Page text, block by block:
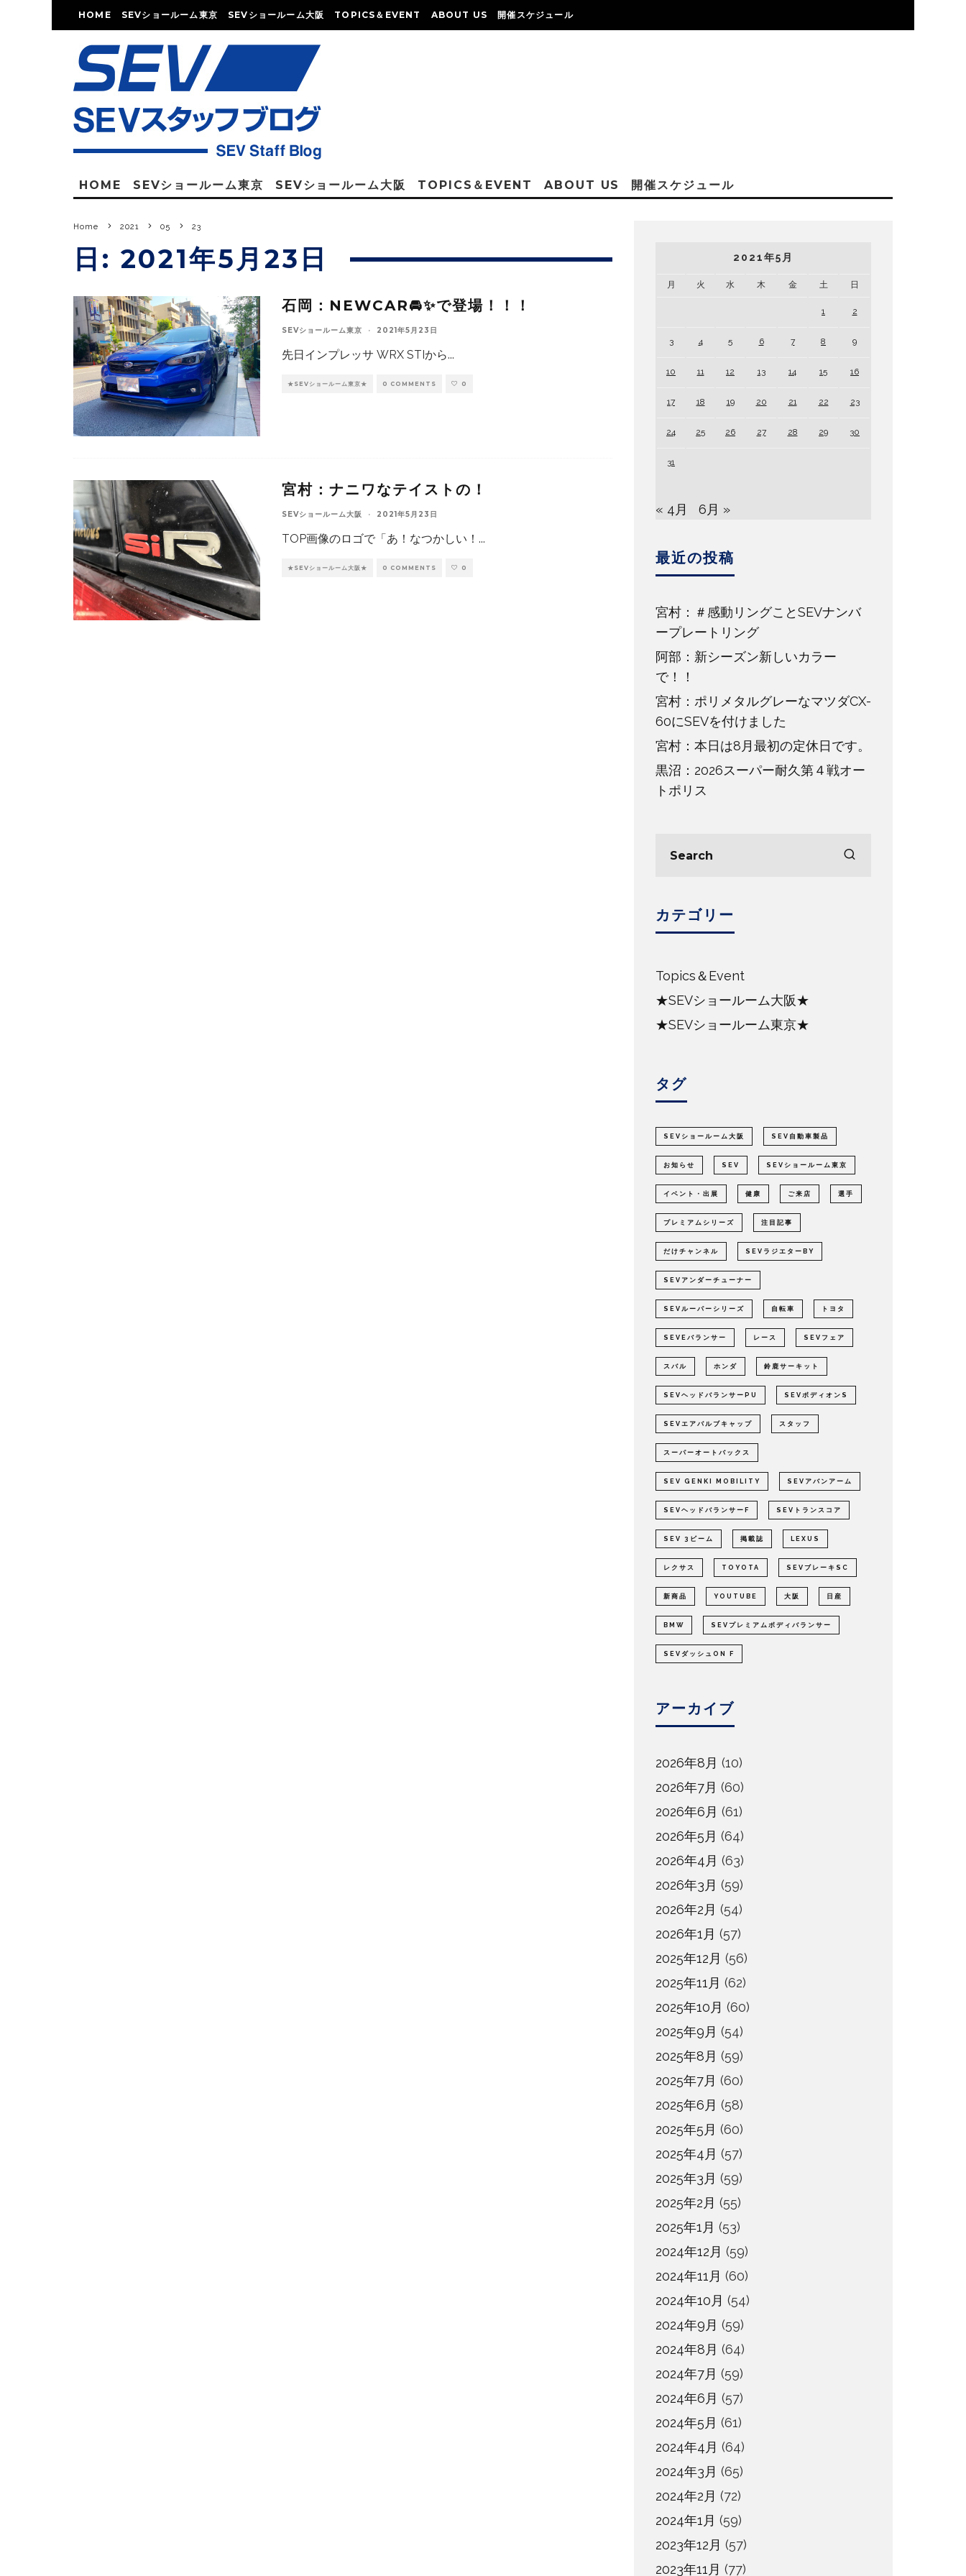
HOME SEVショールーム東京 SEVショールーム大阪 TOPICS＆EVENT ABOUT US 開催スケジュール
HOME SEVショールーム東京 SEVショールーム大阪 TOPICS＆EVENT ABOUT US 開催スケジュール
Home 2021 05 23
日: 2021年5月23日
石岡：NEWCAR🚘✨で登場！！！
SEVショールーム東京 · 2021年5月23日
先日インプレッサ WRX STIから...
★SEVショールーム東京★ 0 COMMENTS 0
宮村：ナニワなテイストの！
SEVショールーム大阪 · 2021年5月23日
TOP画像のロゴで「あ！なつかしい！ ...
★SEVショールーム大阪★ 0 COMMENTS 0
2021年5月
月 火 水 木 金 土 日
1 2
3 4 5 6 7 8 9
10 11 12 13 14 15 16
17 18 19 20 21 22 23
24 25 26 27 28 29 30
31
« 4月 6月 »
最近の投稿
宮村：＃感動リングことSEVナンバ
ープレートリング
阿部：新シーズン新しいカラー
で！！
宮村：ポリメタルグレーなマツダCX-
60にSEVを付けました
宮村：本日は8月最初の定休日です。
黒沼：2026スーパー耐久第４戦オー
トポリス
カテゴリー
Topics＆Event
★SEVショールーム大阪★
★SEVショールーム東京★
タグ
SEVショールーム大阪 SEV自動車製品
お知らせ SEV SEVショールーム東京
イベント・出展 健康 ご来店 選手
プレミアムシリーズ 注目記事
だけチャンネル SEVラジエターBY
SEVアンダーチューナー
SEVルーパーシリーズ 自転車 トヨタ
SEVEバランサー レース SEVフェア
スバル ホンダ 鈴鹿サーキット
SEVヘッドバランサーPU SEVボディオンS
SEVエアバルブキャップ スタッフ
スーパーオートバックス
SEV GENKI MOBILITY SEVアバンアーム
SEVヘッドバランサーF SEVトランスコア
SEV 3ビーム 掲載誌 LEXUS
レクサス TOYOTA SEVブレーキSC
新商品 YOUTUBE 大阪 日産
BMW SEVプレミアムボディバランサー
SEVダッシュON F
アーカイブ
2026年8月 (10)
2026年7月 (60)
2026年6月 (61)
2026年5月 (64)
2026年4月 (63)
2026年3月 (59)
2026年2月 (54)
2026年1月 (57)
2025年12月 (56)
2025年11月 (62)
2025年10月 (60)
2025年9月 (54)
2025年8月 (59)
2025年7月 (60)
2025年6月 (58)
2025年5月 (60)
2025年4月 (57)
2025年3月 (59)
2025年2月 (55)
2025年1月 (53)
2024年12月 (59)
2024年11月 (60)
2024年10月 (54)
2024年9月 (59)
2024年8月 (64)
2024年7月 (59)
2024年6月 (57)
2024年5月 (61)
2024年4月 (64)
2024年3月 (65)
2024年2月 (72)
2024年1月 (59)
2023年12月 (57)
2023年11月 (77)